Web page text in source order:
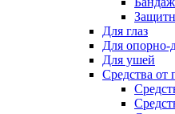
Для глаз
Для опорно-
Для ушей
Средства от